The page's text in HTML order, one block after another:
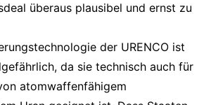
überaus plausibel und ernst zu
der URENCO ist
da sie technisch auch für
atomwaffenfähigem